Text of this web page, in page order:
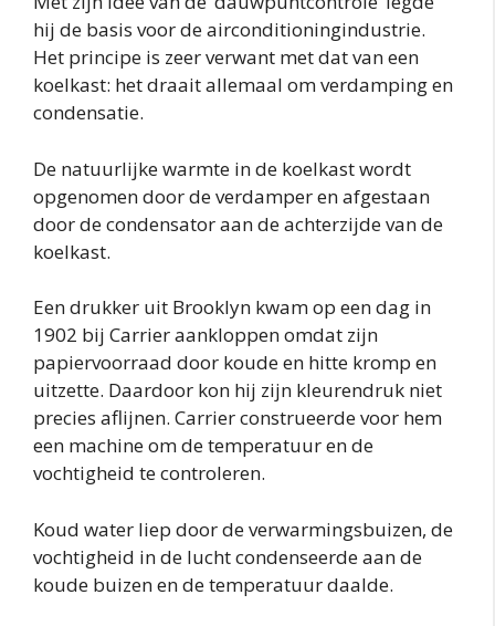
hij de basis voor de airconditioningindustrie.
Het principe is zeer verwant met dat van een
koelkast: het draait allemaal om verdamping en
condensatie.
De natuurlijke warmte in de koelkast wordt
opgenomen door de verdamper en afgestaan
door de condensator aan de achterzijde van de
koelkast.
Een drukker uit Brooklyn kwam op een dag in
1902 bij Carrier aankloppen omdat zijn
papiervoorraad door koude en hitte kromp en
uitzette. Daardoor kon hij zijn kleurendruk niet
precies aflijnen. Carrier construeerde voor hem
een machine om de temperatuur en de
vochtigheid te controleren.
Koud water liep door de verwarmingsbuizen, de
vochtigheid in de lucht condenseerde aan de
koude buizen en de temperatuur daalde.